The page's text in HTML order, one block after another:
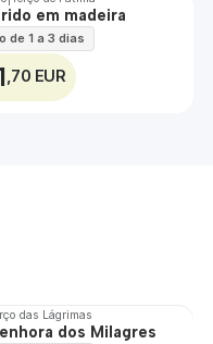
em madeira
de 1 a 3 dias
,70 EUR
das Lágrimas
dos Milagres